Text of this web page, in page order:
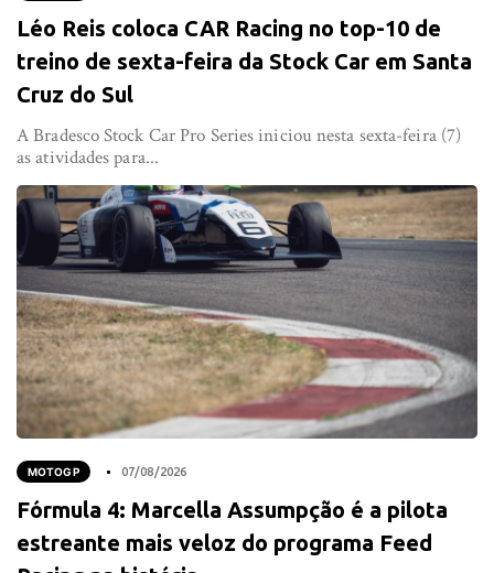
Léo Reis coloca CAR Racing no top-10 de
treino de sexta-feira da Stock Car em Santa
Cruz do Sul
A Bradesco Stock Car Pro Series iniciou nesta sexta-feira (7)
as atividades para...
MOTOGP 07/08/2026
Fórmula 4: Marcella Assumpção é a pilota
estreante mais veloz do programa Feed